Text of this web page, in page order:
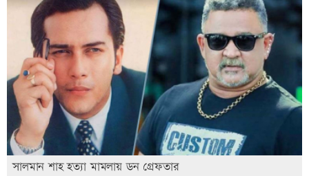
সালমান শাহ হত্যা মামলায় ডন গ্রেফতার